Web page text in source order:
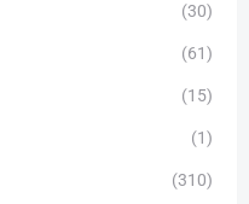
(30)
(61)
(15)
(1)
(310)